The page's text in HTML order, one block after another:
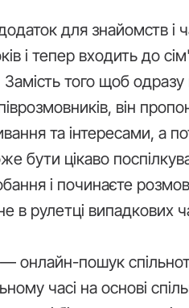
для знайомств і
і тепер входить до
того щоб одразу
він
та інтересами, а
бути цікаво
і починаєте
в рулетці випадкових
онлайн-пошук
часі на основі